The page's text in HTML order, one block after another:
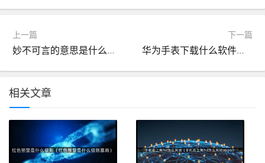
上一篇
妙不可言的意思是什么（妙不可言的意思是啥）
下一篇
华为手表下载什么软件（智能关怀 华为手表app免费下载）
相关文章